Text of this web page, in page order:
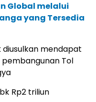
Global melalui
yang Tersedia
diusulkan mendapat
pembangunan Tol
Rp2 triliun